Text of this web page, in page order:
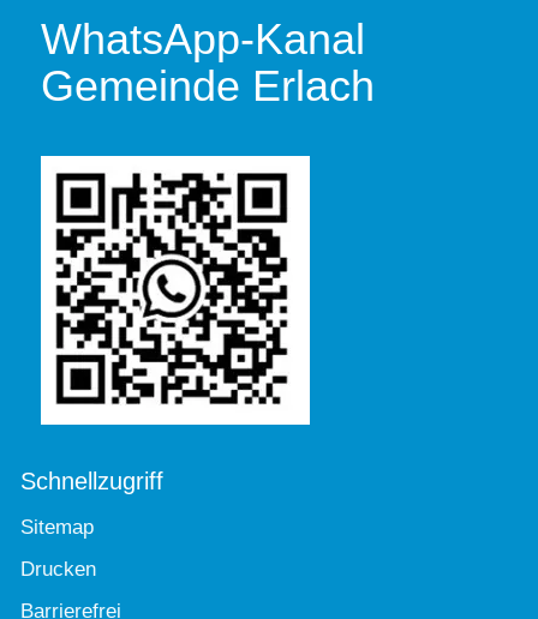
WhatsApp-Kanal
Gemeinde Erlach
Schnellzugriff
Sitemap
Drucken
Barrierefrei